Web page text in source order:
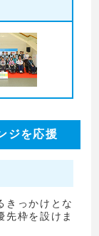
ジを応援
きっかけとな
先枠を設けま